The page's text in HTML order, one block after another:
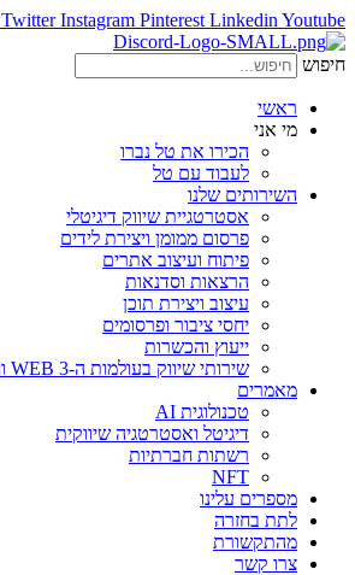
Twitter Instagram Pinterest Linkedin Youtube
חיפוש
ראשי
מי אני
הכירו את טל נברו
לעבוד עם טל
השירותים שלנו
אסטרטגיית שיווק דיגיטלי
פרסום ממומן ויצירת לידים
פיתוח ועיצוב אתרים
הרצאות וסדנאות
עיצוב ויצירת תוכן
יחסי ציבור ופרסומים
ייעוץ והכשרות
שירותי שיווק בעולמות ה-WEB 3 וה-NFT
מאמרים
טכנולוגית AI
דיגיטל ואסטרטגיה שיווקית
רשתות חברתיות
NFT
מספרים עלינו
לתת בחזרה
מהתקשורת
צרו קשר